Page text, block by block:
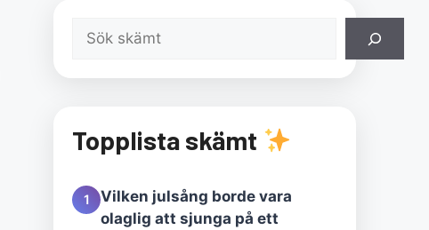
Sök
Topplista skämt
1
Vilken julsång borde vara
olaglig att sjunga på ett